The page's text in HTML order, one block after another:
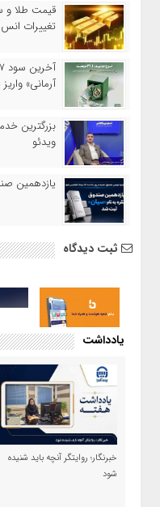
تغییرات
آرمانی» واریز
بزرگترین
ویدئو
یازدهمین
ثبت دیدگاه
یادداشت
خبرنگار؛ روایتگر آنچه باید شنیده
شود